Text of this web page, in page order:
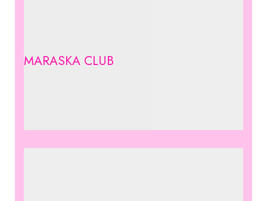
MARASKA CLUB